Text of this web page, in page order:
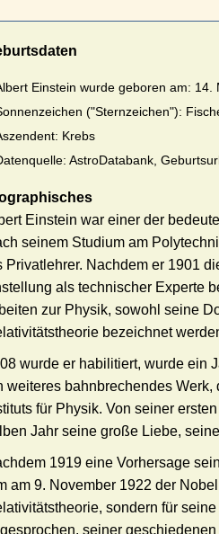
Einstein wurde geboren am:
("Sternzeichen"):
Krebs
AstroDatabank,
Einstein war einer der
seinem Studium am
Privatlehrer. Nachdem er 1901
als technischer Experte
zur Physik, sowohl seine
bezeichnet
wurde er habilitiert, wurde ein
weiteres bahnbrechendes
für Physik. Von seiner
Jahr seine große Liebe,
1919 eine Vorhersage
am 9. November 1922 der
sondern für
seiner